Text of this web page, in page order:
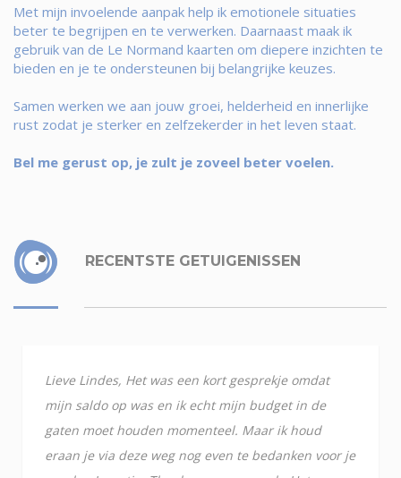
Met mijn invoelende aanpak help ik emotionele situaties
beter te begrijpen en te verwerken. Daarnaast maak ik
gebruik van de Le Normand kaarten om diepere inzichten te
bieden en je te ondersteunen bij belangrijke keuzes.
Samen werken we aan jouw groei, helderheid en innerlijke
rust zodat je sterker en zelfzekerder in het leven staat.
Bel me gerust op, je zult je zoveel beter voelen.
RECENTSTE GETUIGENISSEN
Lieve Lindes, Het was een kort gesprekje omdat
mijn saldo op was en ik echt mijn budget in de
gaten moet houden momenteel. Maar ik houd
eraan je via deze weg nog even te bedanken voor je